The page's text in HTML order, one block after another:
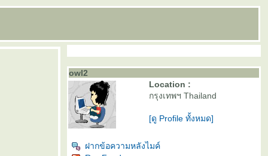
owl2
Location :
กรุงเทพฯ Thailand
[ดู Profile ทั้งหมด]
ฝากข้อความหลังไมค์